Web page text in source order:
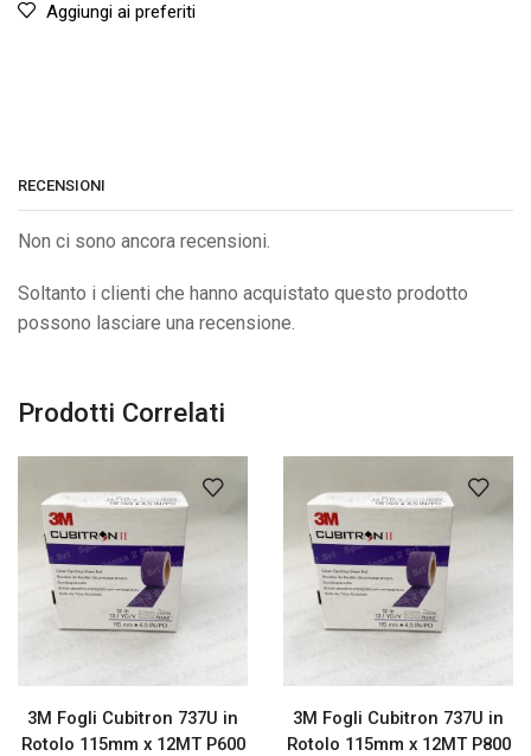
Aggiungi ai preferiti
RECENSIONI
Non ci sono ancora recensioni.
Soltanto i clienti che hanno acquistato questo prodotto
possono lasciare una recensione.
Prodotti Correlati
3M Fogli Cubitron 737U in
Rotolo 115mm x 12MT P600
3M Fogli Cubitron 737U in
Rotolo 115mm x 12MT P800